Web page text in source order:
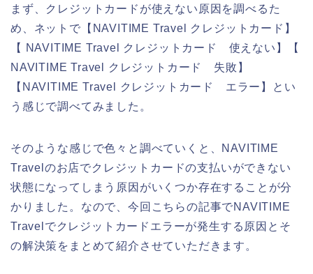
まず、クレジットカードが使えない原因を調べるた
め、ネットで【NAVITIME Travel クレジットカード】
【 NAVITIME Travel クレジットカード 使えない】【
NAVITIME Travel クレジットカード 失敗】
【NAVITIME Travel クレジットカード エラー】とい
う感じで調べてみました。
そのような感じで色々と調べていくと、NAVITIME
Travelのお店でクレジットカードの支払いができない
状態になってしまう原因がいくつか存在することが分
かりました。なので、今回こちらの記事でNAVITIME
Travelでクレジットカードエラーが発生する原因とそ
の解決策をまとめて紹介させていただきます。